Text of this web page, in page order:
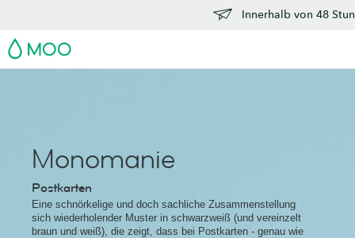
Innerhalb von 48
MOO
Monomanie
Postkarten
Eine schnörkelige und doch sachliche Zusammenstellung
sich wiederholender Muster in schwarzweiß (und vereinzelt
braun und weiß), die zeigt, dass bei Postkarten - genau wie